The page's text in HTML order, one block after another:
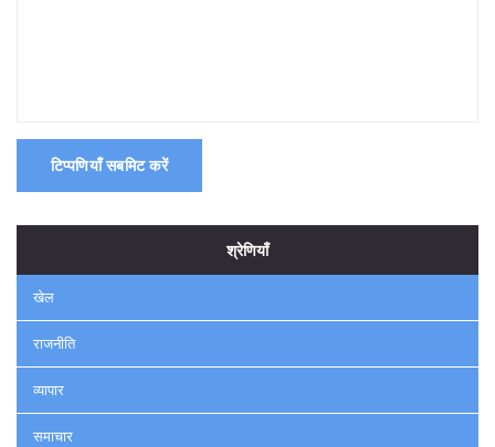
टिप्पणियाँ सबमिट करें
श्रेणियाँ
खेल
राजनीति
व्यापार
समाचार